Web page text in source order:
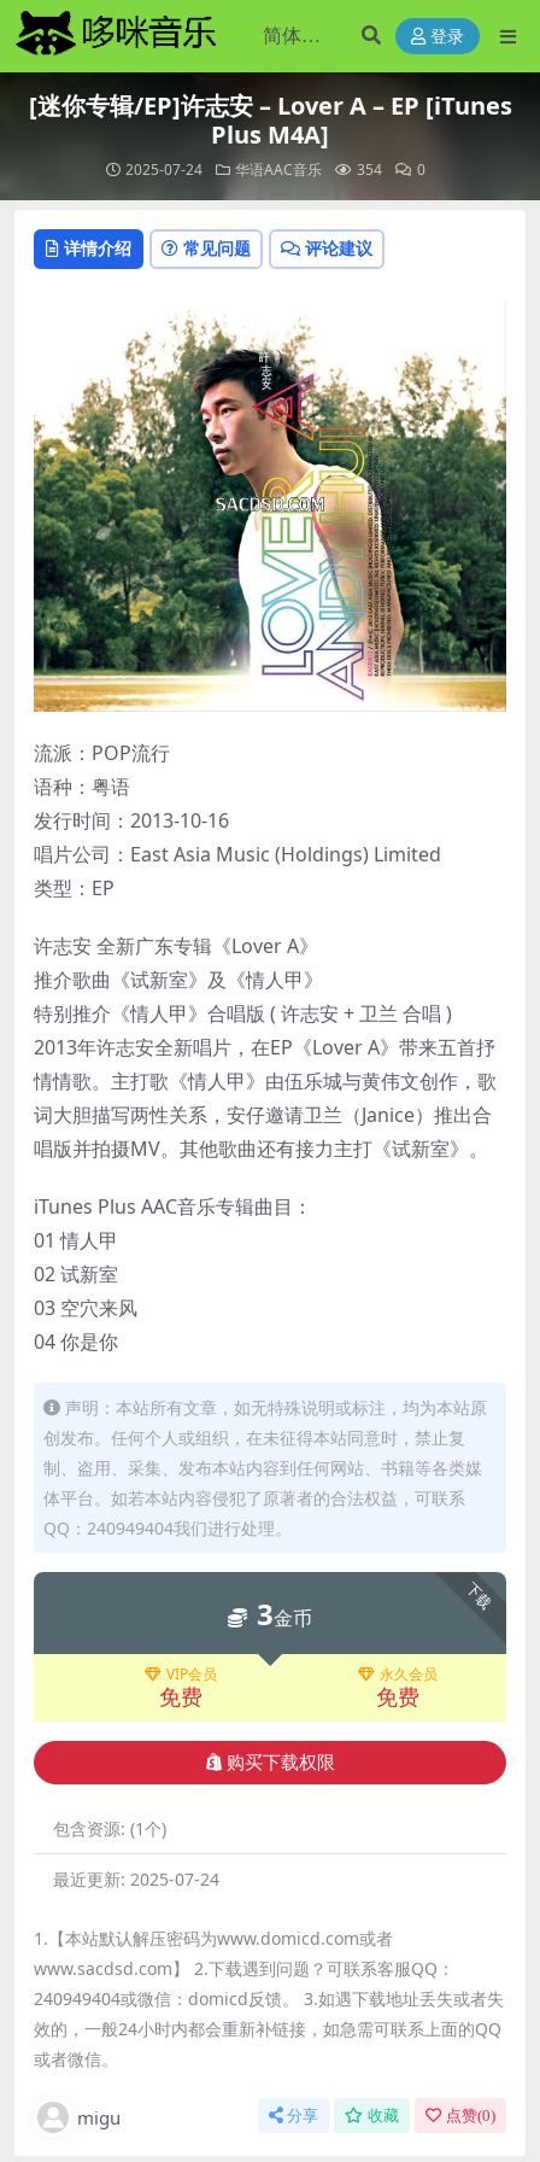
登录
[迷你专辑/EP]许志安 – Lover A – EP [iTunes
Plus M4A]
2025-07-24 华语AAC音乐 354 0
详情介绍 常见问题 评论建议
流派：POP流行
语种：粤语
发行时间：2013-10-16
唱片公司：East Asia Music (Holdings) Limited
类型：EP
许志安 全新广东专辑《Lover A》
推介歌曲《试新室》及《情人甲》
特别推介《情人甲》合唱版 ( 许志安 + 卫兰 合唱 )
2013年许志安全新唱片，在EP《Lover A》带来五首抒
情情歌。主打歌《情人甲》由伍乐城与黄伟文创作，歌
词大胆描写两性关系，安仔邀请卫兰（Janice）推出合
唱版并拍摄MV。其他歌曲还有接力主打《试新室》。
iTunes Plus AAC音乐专辑曲目：
01 情人甲
02 试新室
03 空穴来风
04 你是你
声明：本站所有文章，如无特殊说明或标注，均为本站原
创发布。任何个人或组织，在未征得本站同意时，禁止复
制、盗用、采集、发布本站内容到任何网站、书籍等各类媒
体平台。如若本站内容侵犯了原著者的合法权益，可联系
QQ：240949404我们进行处理。
下载
3金币
VIP会员
免费
永久会员
免费
购买下载权限
包含资源: (1个)
最近更新: 2025-07-24
1.【本站默认解压密码为www.domicd.com或者
www.sacdsd.com】 2.下载遇到问题？可联系客服QQ：
240949404或微信：domicd反馈。 3.如遇下载地址丢失或者失
效的，一般24小时内都会重新补链接，如急需可联系上面的QQ
或者微信。
migu 分享 收藏 点赞(0)